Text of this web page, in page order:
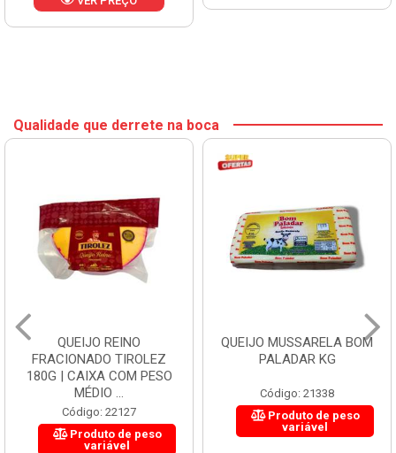
Qualidade que derrete na boca
QUEIJO REINO
FRACIONADO TIROLEZ
180G | CAIXA COM PESO
MÉDIO ...
Código: 22127
Produto de peso
variável
QUEIJO MUSSARELA BOM
PALADAR KG
Código: 21338
Produto de peso
variável